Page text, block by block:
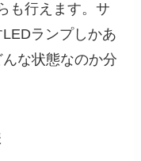
も行えます。サ
ランプしかあ
な状態なのか分